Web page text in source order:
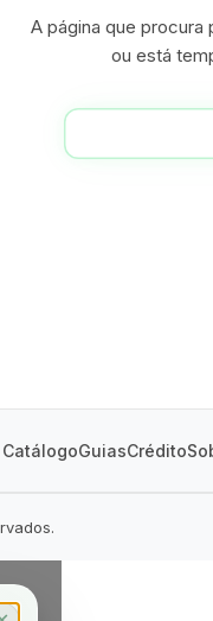
A página que procura
ou está
CatálogoGuiasCrédito